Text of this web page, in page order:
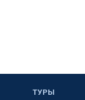
ТУРЫ